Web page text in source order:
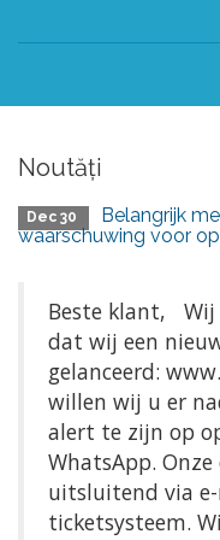
Noutăți
Dec 30
Belangrijk
waarschuwing voor
Beste klant, Wij
dat wij een
gelanceerd:
willen wij u er
alert te zijn op
WhatsApp.
uitsluitend via
ticketsysteem.